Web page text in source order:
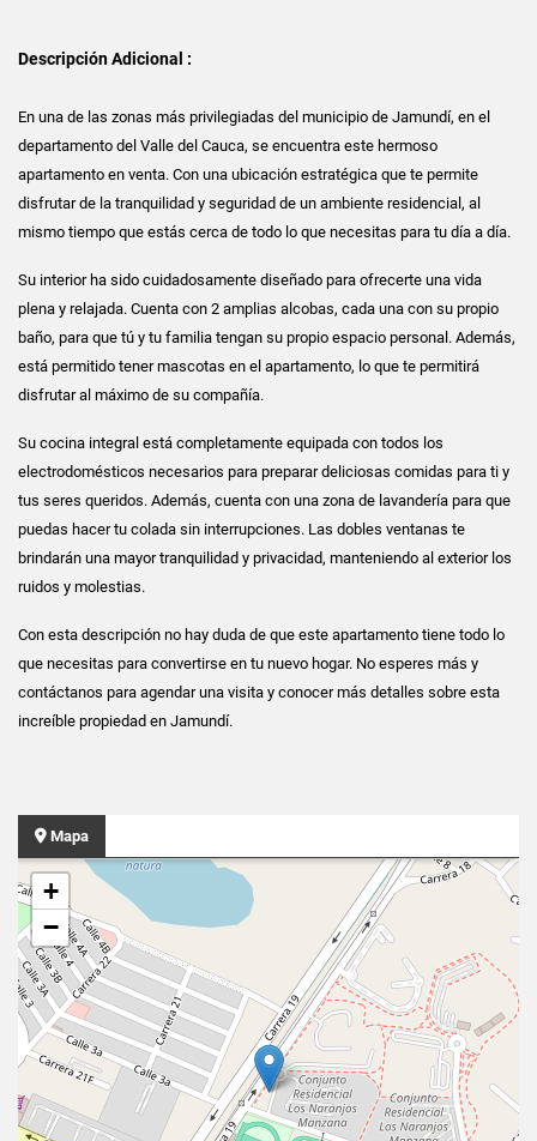
Descripción Adicional :
En una de las zonas más privilegiadas del municipio de Jamundí, en el
departamento del Valle del Cauca, se encuentra este hermoso
apartamento en venta. Con una ubicación estratégica que te permite
disfrutar de la tranquilidad y seguridad de un ambiente residencial, al
mismo tiempo que estás cerca de todo lo que necesitas para tu día a día.
Su interior ha sido cuidadosamente diseñado para ofrecerte una vida
plena y relajada. Cuenta con 2 amplias alcobas, cada una con su propio
baño, para que tú y tu familia tengan su propio espacio personal. Además,
está permitido tener mascotas en el apartamento, lo que te permitirá
disfrutar al máximo de su compañía.
Su cocina integral está completamente equipada con todos los
electrodomésticos necesarios para preparar deliciosas comidas para ti y
tus seres queridos. Además, cuenta con una zona de lavandería para que
puedas hacer tu colada sin interrupciones. Las dobles ventanas te
brindarán una mayor tranquilidad y privacidad, manteniendo al exterior los
ruidos y molestias.
Con esta descripción no hay duda de que este apartamento tiene todo lo
que necesitas para convertirse en tu nuevo hogar. No esperes más y
contáctanos para agendar una visita y conocer más detalles sobre esta
increíble propiedad en Jamundí.
Mapa
+
−